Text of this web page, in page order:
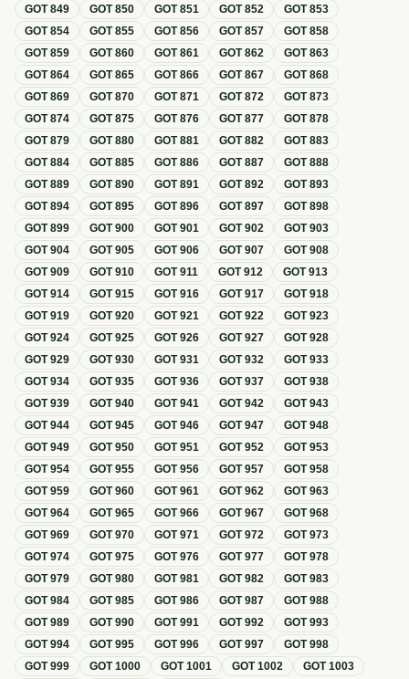
GOT849 GOT850 GOT851 GOT852 GOT853
GOT854 GOT855 GOT856 GOT857 GOT858
GOT859 GOT860 GOT861 GOT862 GOT863
GOT864 GOT865 GOT866 GOT867 GOT868
GOT869 GOT870 GOT871 GOT872 GOT873
GOT874 GOT875 GOT876 GOT877 GOT878
GOT879 GOT880 GOT881 GOT882 GOT883
GOT884 GOT885 GOT886 GOT887 GOT888
GOT889 GOT890 GOT891 GOT892 GOT893
GOT894 GOT895 GOT896 GOT897 GOT898
GOT899 GOT900 GOT901 GOT902 GOT903
GOT904 GOT905 GOT906 GOT907 GOT908
GOT909 GOT910 GOT911 GOT912 GOT913
GOT914 GOT915 GOT916 GOT917 GOT918
GOT919 GOT920 GOT921 GOT922 GOT923
GOT924 GOT925 GOT926 GOT927 GOT928
GOT929 GOT930 GOT931 GOT932 GOT933
GOT934 GOT935 GOT936 GOT937 GOT938
GOT939 GOT940 GOT941 GOT942 GOT943
GOT944 GOT945 GOT946 GOT947 GOT948
GOT949 GOT950 GOT951 GOT952 GOT953
GOT954 GOT955 GOT956 GOT957 GOT958
GOT959 GOT960 GOT961 GOT962 GOT963
GOT964 GOT965 GOT966 GOT967 GOT968
GOT969 GOT970 GOT971 GOT972 GOT973
GOT974 GOT975 GOT976 GOT977 GOT978
GOT979 GOT980 GOT981 GOT982 GOT983
GOT984 GOT985 GOT986 GOT987 GOT988
GOT989 GOT990 GOT991 GOT992 GOT993
GOT994 GOT995 GOT996 GOT997 GOT998
GOT999 GOT1000 GOT1001 GOT1002 GOT1003